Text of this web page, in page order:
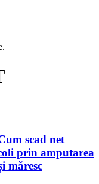
scad net
prin amputarea
măresc